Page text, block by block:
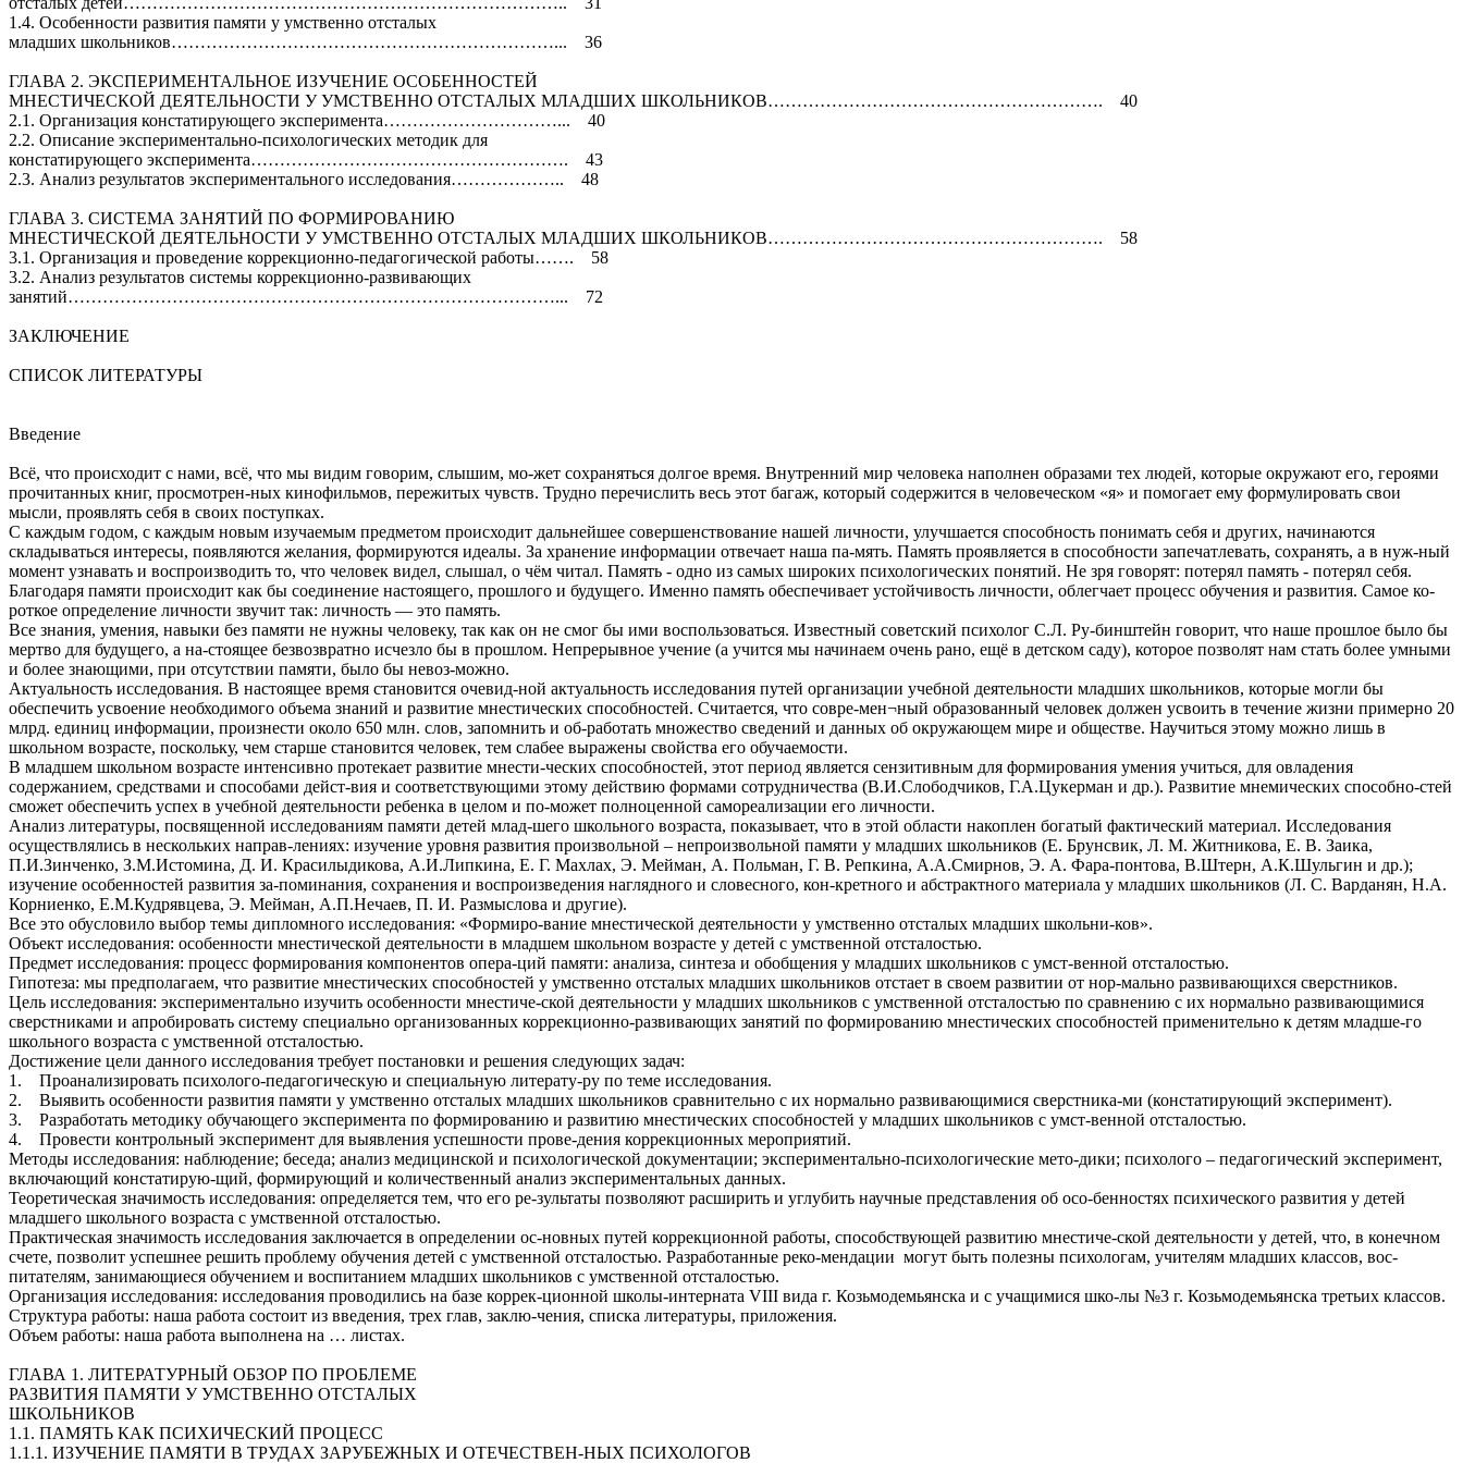
1.4. Особенности развития памяти у умственно отсталых
младших школьников…………………………………………………………... 36
ГЛАВА 2. ЭКСПЕРИМЕНТАЛЬНОЕ ИЗУЧЕНИЕ ОСОБЕННОСТЕЙ
МНЕСТИЧЕСКОЙ ДЕЯТЕЛЬНОСТИ У УМСТВЕННО ОТСТАЛЫХ МЛАДШИХ ШКОЛЬНИКОВ…………………………………………………. 40
2.1. Организация констатирующего эксперимента…………………………... 40
2.2. Описание экспериментально-психологических методик для
констатирующего эксперимента………………………………………………. 43
2.3. Анализ результатов экспериментального исследования……………….. 48
ГЛАВА 3. СИСТЕМА ЗАНЯТИЙ ПО ФОРМИРОВАНИЮ
МНЕСТИЧЕСКОЙ ДЕЯТЕЛЬНОСТИ У УМСТВЕННО ОТСТАЛЫХ МЛАДШИХ ШКОЛЬНИКОВ…………………………………………………. 58
3.1. Организация и проведение коррекционно-педагогической работы……. 58
3.2. Анализ результатов системы коррекционно-развивающих
занятий…………………………………………………………………………... 72
ЗАКЛЮЧЕНИЕ
СПИСОК ЛИТЕРАТУРЫ
Введение
Всё, что происходит с нами, всё, что мы видим говорим, слышим, мо-жет сохраняться долгое время. Внутренний мир человека наполнен образами тех людей, которые окружают его, героями
прочитанных книг, просмотрен-ных кинофильмов, пережитых чувств. Трудно перечислить весь этот багаж, который содержится в человеческом «я» и помогает ему формулировать свои
мысли, проявлять себя в своих поступках.
С каждым годом, с каждым новым изучаемым предметом происходит дальнейшее совершенствование нашей личности, улучшается способность понимать себя и других, начинаются
складываться интересы, появляются желания, формируются идеалы. За хранение информации отвечает наша па-мять. Память проявляется в способности запечатлевать, сохранять, а в нуж-ный
момент узнавать и воспроизводить то, что человек видел, слышал, о чём читал. Память - одно из самых широких психологических понятий. Не зря говорят: потерял память - потерял себя.
Благодаря памяти происходит как бы соединение настоящего, прошлого и будущего. Именно память обеспечивает устойчивость личности, облегчает процесс обучения и развития. Самое ко-
роткое определение личности звучит так: личность — это память.
Все знания, умения, навыки без памяти не нужны человеку, так как он не смог бы ими воспользоваться. Известный советский психолог С.Л. Ру-бинштейн говорит, что наше прошлое было бы
мертво для будущего, а на-стоящее безвозвратно исчезло бы в прошлом. Непрерывное учение (а учится мы начинаем очень рано, ещё в детском саду), которое позволят нам стать более умными
и более знающими, при отсутствии памяти, было бы невоз-можно.
Актуальность исследования. В настоящее время становится очевид-ной актуальность исследования путей организации учебной деятельности младших школьников, которые могли бы
обеспечить усвоение необходимого объема знаний и развитие мнестических способностей. Считается, что совре-мен¬ный образованный человек должен усвоить в течение жизни примерно 20
млрд. единиц информации, произнести около 650 млн. слов, запомнить и об-работать множество сведений и данных об окружающем мире и обществе. Научиться этому можно лишь в
школьном возрасте, поскольку, чем старше становится человек, тем слабее выражены свойства его обучаемости.
В младшем школьном возрасте интенсивно протекает развитие мнести-ческих способностей, этот период является сензитивным для формирования умения учиться, для овладения
содержанием, средствами и способами дейст-вия и соответствующими этому действию формами сотрудничества (В.И.Слободчиков, Г.А.Цукерман и др.). Развитие мнемических способно-стей
сможет обеспечить успех в учебной деятельности ребенка в целом и по-может полноценной самореализации его личности.
Анализ литературы, посвященной исследованиям памяти детей млад-шего школьного возраста, показывает, что в этой области накоплен богатый фактический материал. Исследования
осуществлялись в нескольких направ-лениях: изучение уровня развития произвольной – непроизвольной памяти у младших школьников (Е. Брунсвик, Л. М. Житникова, Е. В. Заика,
П.И.Зинченко, З.М.Истомина, Д. И. Красилыдикова, А.И.Липкина, Е. Г. Махлах, Э. Мейман, А. Польман, Г. В. Репкина, А.А.Смирнов, Э. А. Фара-понтова, В.Штерн, А.К.Шульгин и др.);
изучение особенностей развития за-поминания, сохранения и воспроизведения наглядного и словесного, кон-кретного и абстрактного материала у младших школьников (Л. С. Варданян, Н.А.
Корниенко, Е.М.Кудрявцева, Э. Мейман, А.П.Нечаев, П. И. Размыслова и другие).
Все это обусловило выбор темы дипломного исследования: «Формиро-вание мнестической деятельности у умственно отсталых младших школьни-ков».
Объект исследования: особенности мнестической деятельности в младшем школьном возрасте у детей с умственной отсталостью.
Предмет исследования: процесс формирования компонентов опера-ций памяти: анализа, синтеза и обобщения у младших школьников с умст-венной отсталостью.
Гипотеза: мы предполагаем, что развитие мнестических способностей у умственно отсталых младших школьников отстает в своем развитии от нор-мально развивающихся сверстников.
Цель исследования: экспериментально изучить особенности мнестиче-ской деятельности у младших школьников с умственной отсталостью по сравнению с их нормально развивающимися
сверстниками и апробировать систему специально организованных коррекционно-развивающих занятий по формированию мнестических способностей применительно к детям младше-го
школьного возраста с умственной отсталостью.
Достижение цели данного исследования требует постановки и решения следующих задач:
1. Проанализировать психолого-педагогическую и специальную литерату-ру по теме исследования.
2. Выявить особенности развития памяти у умственно отсталых младших школьников сравнительно с их нормально развивающимися сверстника-ми (констатирующий эксперимент).
3. Разработать методику обучающего эксперимента по формированию и развитию мнестических способностей у младших школьников с умст-венной отсталостью.
4. Провести контрольный эксперимент для выявления успешности прове-дения коррекционных мероприятий.
Методы исследования: наблюдение; беседа; анализ медицинской и психологической документации; экспериментально-психологические мето-дики; психолого – педагогический эксперимент,
включающий констатирую-щий, формирующий и количественный анализ экспериментальных данных.
Теоретическая значимость исследования: определяется тем, что его ре-зультаты позволяют расширить и углубить научные представления об осо-бенностях психического развития у детей
младшего школьного возраста с умственной отсталостью.
Практическая значимость исследования заключается в определении ос-новных путей коррекционной работы, способствующей развитию мнестиче-ской деятельности у детей, что, в конечном
счете, позволит успешнее решить проблему обучения детей с умственной отсталостью. Разработанные реко-мендации могут быть полезны психологам, учителям младших классов, вос-
питателям, занимающиеся обучением и воспитанием младших школьников с умственной отсталостью.
Организация исследования: исследования проводились на базе коррек-ционной школы-интерната VIII вида г. Козьмодемьянска и с учащимися шко-лы №3 г. Козьмодемьянска третьих классов.
Структура работы: наша работа состоит из введения, трех глав, заклю-чения, списка литературы, приложения.
Объем работы: наша работа выполнена на … листах.
ГЛАВА 1. ЛИТЕРАТУРНЫЙ ОБЗОР ПО ПРОБЛЕМЕ
РАЗВИТИЯ ПАМЯТИ У УМСТВЕННО ОТСТАЛЫХ
ШКОЛЬНИКОВ
1.1. ПАМЯТЬ КАК ПСИХИЧЕСКИЙ ПРОЦЕСС
1.1.1. ИЗУЧЕНИЕ ПАМЯТИ В ТРУДАХ ЗАРУБЕЖНЫХ И ОТЕЧЕСТВЕН-НЫХ ПСИХОЛОГОВ